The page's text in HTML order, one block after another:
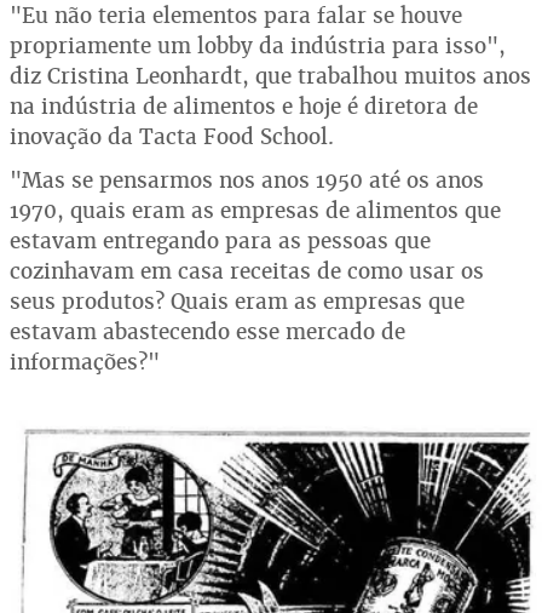
"Eu não teria elementos para falar se houve
propriamente um lobby da indústria para isso",
diz Cristina Leonhardt, que trabalhou muitos anos
na indústria de alimentos e hoje é diretora de
inovação da Tacta Food School.
"Mas se pensarmos nos anos 1950 até os anos
1970, quais eram as empresas de alimentos que
estavam entregando para as pessoas que
cozinhavam em casa receitas de como usar os
seus produtos? Quais eram as empresas que
estavam abastecendo esse mercado de
informações?"